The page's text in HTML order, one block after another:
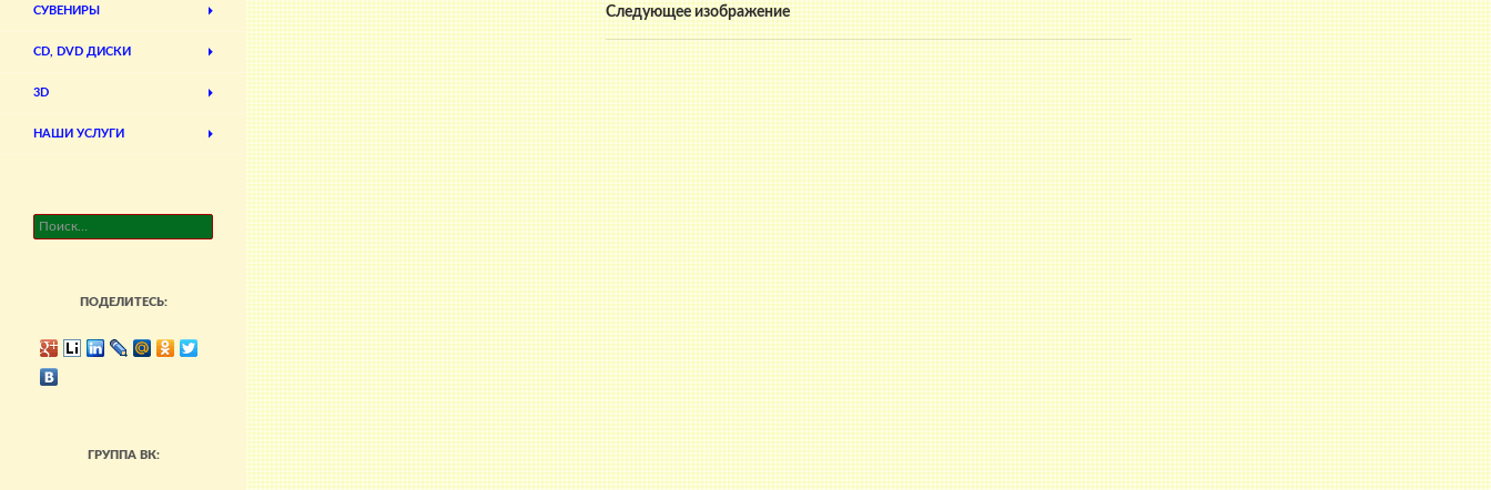
Следующее изображение
СУВЕНИРЫ
CD, DVD ДИСКИ
3D
НАШИ УСЛУГИ
Найти:
ПОДЕЛИТЕСЬ:
ГРУППА ВК: